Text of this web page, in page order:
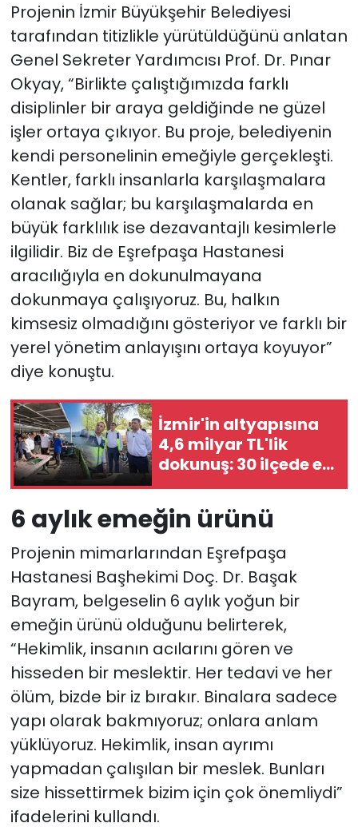
Projenin İzmir Büyükşehir Belediyesi
tarafından titizlikle yürütüldüğünü anlatan
Genel Sekreter Yardımcısı Prof. Dr. Pınar
Okyay, “Birlikte çalıştığımızda farklı
disiplinler bir araya geldiğinde ne güzel
işler ortaya çıkıyor. Bu proje, belediyenin
kendi personelinin emeğiyle gerçekleşti.
Kentler, farklı insanlarla karşılaşmalara
olanak sağlar; bu karşılaşmalarda en
büyük farklılık ise dezavantajlı kesimlerle
ilgilidir. Biz de Eşrefpaşa Hastanesi
aracılığıyla en dokunulmayana
dokunmaya çalışıyoruz. Bu, halkın
kimsesiz olmadığını gösteriyor ve farklı bir
yerel yönetim anlayışını ortaya koyuyor”
diye konuştu.
İzmir'in altyapısına
4,6 milyar TL'lik
dokunuş: 30 ilçede eş
zamanlı seferberlik
6 aylık emeğin ürünü
Projenin mimarlarından Eşrefpaşa
Hastanesi Başhekimi Doç. Dr. Başak
Bayram, belgeselin 6 aylık yoğun bir
emeğin ürünü olduğunu belirterek,
“Hekimlik, insanın acılarını gören ve
hisseden bir meslektir. Her tedavi ve her
ölüm, bizde bir iz bırakır. Binalara sadece
yapı olarak bakmıyoruz; onlara anlam
yüklüyoruz. Hekimlik, insan ayrımı
yapmadan çalışılan bir meslek. Bunları
size hissettirmek bizim için çok önemliydi”
ifadelerini kullandı.